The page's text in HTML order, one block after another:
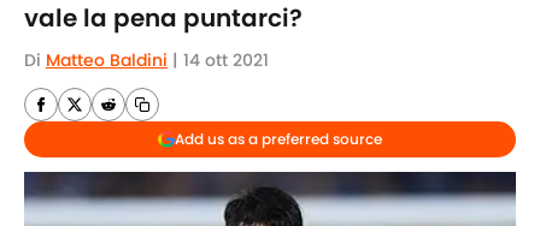
vale la pena puntarci?
Di Matteo Baldini | 14 ott 2021
Add us as a preferred source